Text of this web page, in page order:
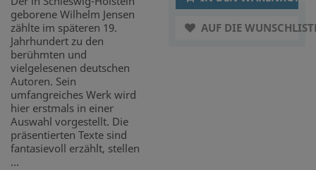
geborene Wilhelm Jensen
zählte im späteren 19.
Jahrhundert zu den
berühmten und
vielgelesenen deutschen
Autoren. Sein
umfangreiches Werk wird
hier erstmals in einer
Auswahl vorgestellt. Die
präsentierten Texte sind
fantasievoll erzählt, stellen
...
AUF DIE